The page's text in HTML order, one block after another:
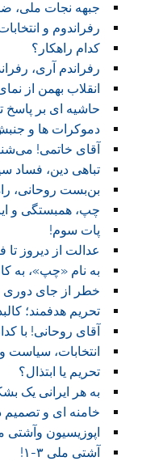
جبهه نجات ملی،
رفراندوم و
کدام راهکار؟
رفراندم آری،
انقلاب بهمن از
حاشیه ای بر پاسخ
دموکرات ها و
آقای خاتمی!
تباهی دین، فساد
بن‌بست روحانی،
چپ، همبستگی و
پات سوم!
عدالت از دیروز تا
به نام «چپ»، به
خطر از جای دوری
تحریم هدفمند؛
آقای روحانی! با
انتخابات،
تحریم یا ابتذال؟
به هر ایرانی یک
خامنه ای و تصمیم
اپوزیسیون وآشتی
آشتی ملی ۳-۱!